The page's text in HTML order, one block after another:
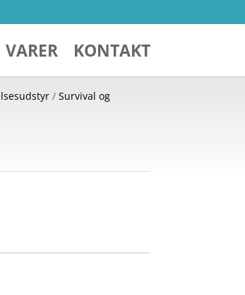
VARER KONTAKT
/Survival og